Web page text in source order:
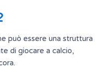
può essere una struttura
di giocare a calcio,